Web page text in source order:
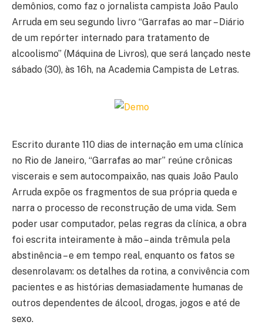
demônios, como faz o jornalista campista João Paulo
Arruda em seu segundo livro “Garrafas ao mar – Diário
de um repórter internado para tratamento de
alcoolismo” (Máquina de Livros), que será lançado neste
sábado (30), às 16h, na Academia Campista de Letras.
Escrito durante 110 dias de internação em uma clínica
no Rio de Janeiro, “Garrafas ao mar” reúne crônicas
viscerais e sem autocompaixão, nas quais João Paulo
Arruda expõe os fragmentos de sua própria queda e
narra o processo de reconstrução de uma vida. Sem
poder usar computador, pelas regras da clínica, a obra
foi escrita inteiramente à mão – ainda trêmula pela
abstinência – e em tempo real, enquanto os fatos se
desenrolavam: os detalhes da rotina, a convivência com
pacientes e as histórias demasiadamente humanas de
outros dependentes de álcool, drogas, jogos e até de
sexo.